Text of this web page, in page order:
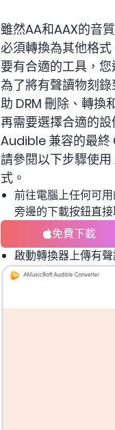
雖然AA和AAX的音
必須轉換為其他格
要有合適的工具，
為了將有聲讀物刻
助 DRM 刪除、轉換
再需要選擇合適的
Audible 兼容的最終
請參閱以下步驟使
式。
前往電腦上任何可
旁邊的下載按鈕直
免費下載
啟動轉換器上傳有